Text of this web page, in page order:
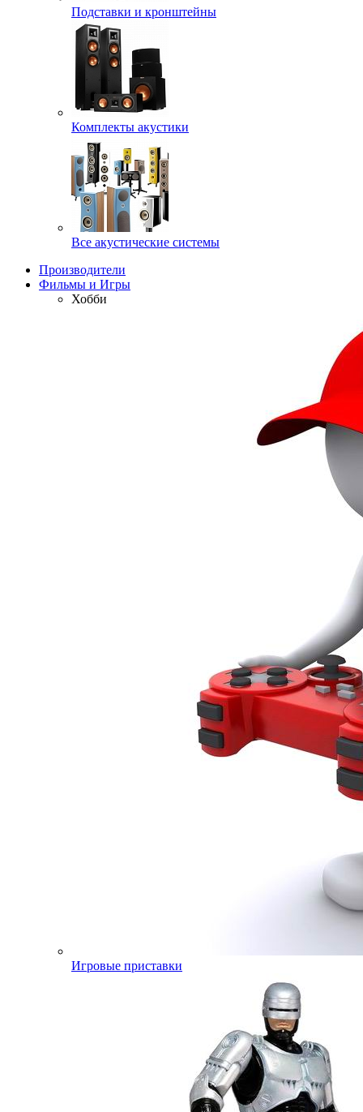
Подставки и кронштейны
Комплекты акустики
Все акустические системы
Производители
Фильмы и Игры
Хобби
Игровые приставки